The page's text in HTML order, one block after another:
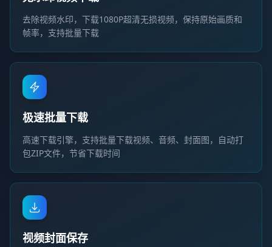
去除视频水印，下载1080P超清无损视频，保持原始画质和
帧率，支持批量下载
极速批量下载
高速下载引擎，支持批量下载视频、音频、封面图，自动打
包ZIP文件，节省下载时间
视频封面保存